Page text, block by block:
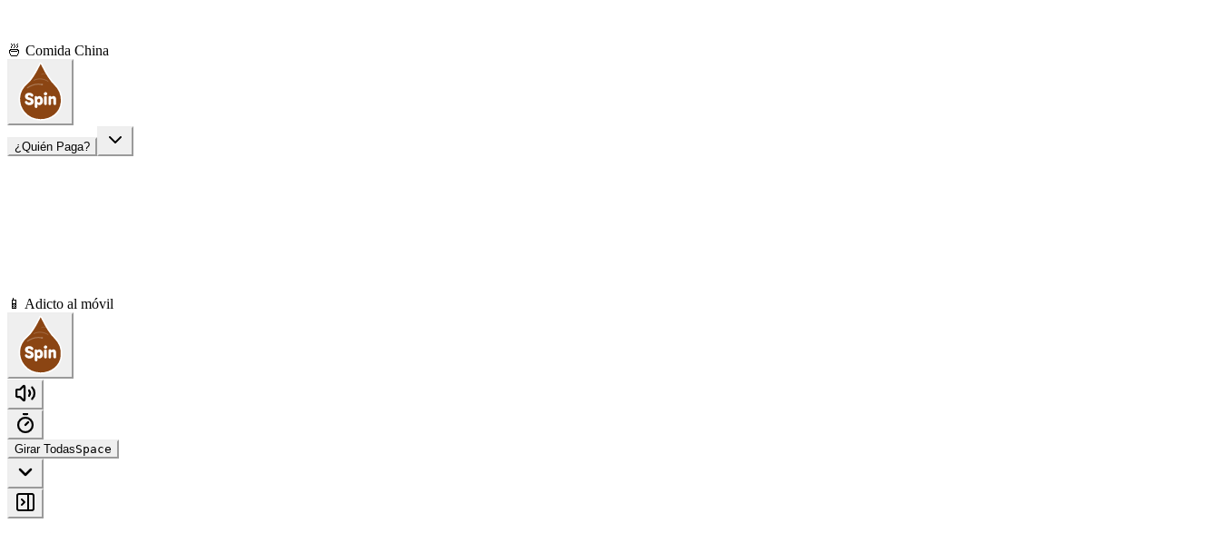
🍜 Comida China
¿Quién Paga?
📱 Adicto al móvil
Girar TodasSpace